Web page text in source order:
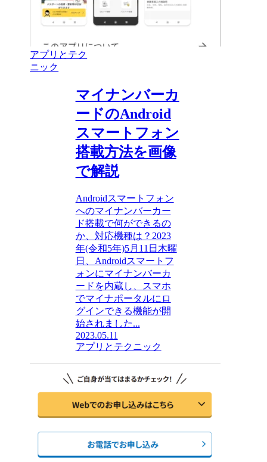
アプリとテク
ニック
マイナンバーカ
ードのAndroid
スマートフォン
搭載方法を画像
で解説
Androidスマートフォン
へのマイナンバーカー
ド搭載で何ができるの
か、対応機種は？2023
年(令和5年)5月11日木曜
日、Androidスマートフ
ォンにマイナンバーカ
ードを内蔵し、スマホ
でマイナポータルにロ
グインできる機能が開
始されました...
2023.05.11
アプリとテクニック